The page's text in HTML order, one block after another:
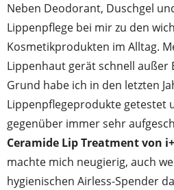
Neben Deodorant, Duschgel
Lippenpflege bei mir zu den
Kosmetikprodukten im Alltag.
Lippenhaut gerät schnell außer
Grund habe ich in den letzten
Lippenpflegeprodukte getestet
gegenüber immer sehr
Ceramide Lip Treatment von
machte mich neugierig, auch
hygienischen Airless-Spender